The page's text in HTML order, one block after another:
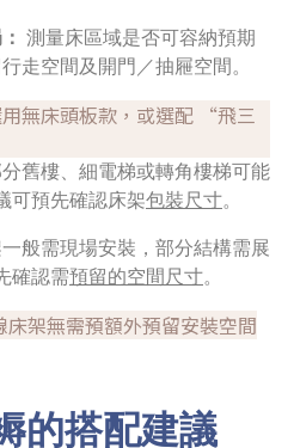
測量床區域是否可容納預期
走空間及開門／抽屜空間。
無床頭板款，或選配 “飛三
舊樓、細電梯或轉角樓梯可能
可預先確認床架包裝尺寸。
一般需現場安裝，部分結構需展
確認需預留的空間尺寸。
架無需預額外預留安裝空間
的搭配建議